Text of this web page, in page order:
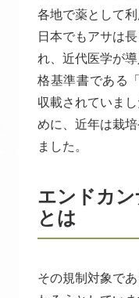
各地で薬として利
日本でもアサは
れ、近代医学が
格基準書である
収載されていま
めに、近年は栽
ました。
エンドカ
とは
その規制対象で